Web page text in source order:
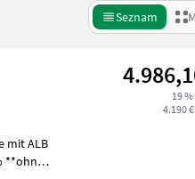
Seznam
19 %
4.190